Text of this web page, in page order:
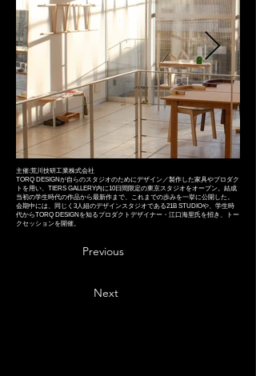
主催:荒川技研工業株式会社
TORQ DESIGNが自らのスタジオのためにデザイン／製作した家具やプロダク
トを用い、TIERS GALLERY内に10日間限定の東京スタジオをオープン。結成
当初の学生時代の作品から最新作まで、これまでの歩みを一挙に公開した。
会期中には、同じく3人組のデザインスタジオである21B STUDIOや、学生時
代からTORQ DESIGNを知るプロダクトデザイナー・江口海里氏を招き、トー
クセッションを開催。
Previous
Next